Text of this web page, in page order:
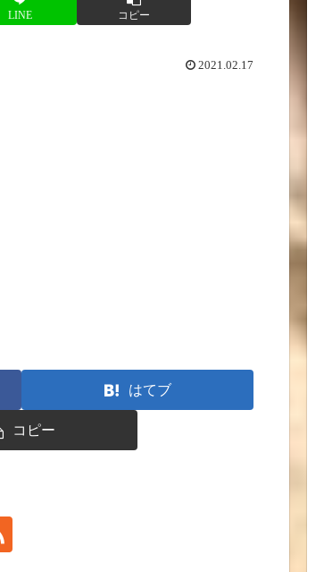
LINE コピー
2021.02.17
はてブ
コピー